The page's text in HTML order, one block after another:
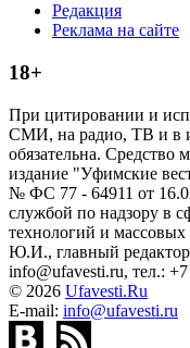
Редакция
Реклама на сайте
18+
При цитировании и
СМИ, на радио, ТВ и в
обязательна. Средство
издание "Уфимские
№ ФС 77 - 64911 от
службой по надзору в
технологий и
Ю.И., главный
info@ufavesti.ru, тел.:
© 2026 Ufavesti.Ru
E-mail: info@ufavesti.ru